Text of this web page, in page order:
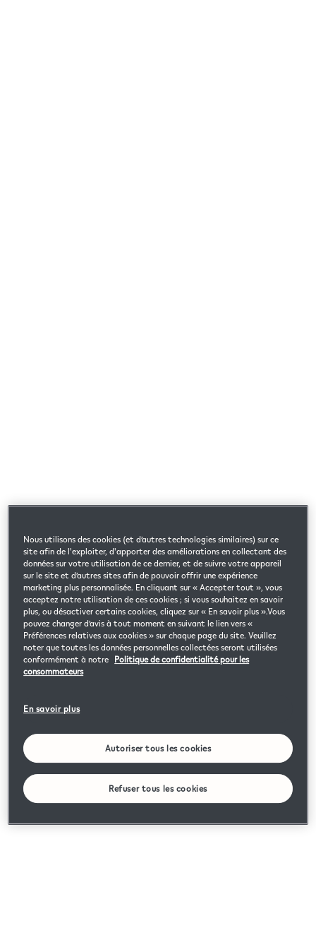
Nous utilisons des cookies (et d’autres technologies similaires) sur ce
site afin de l'exploiter, d'apporter des améliorations en collectant des
données sur votre utilisation de ce dernier, et de suivre votre appareil
sur le site et d’autres sites afin de pouvoir offrir une expérience
marketing plus personnalisée. En cliquant sur « Accepter tout », vous
acceptez notre utilisation de ces cookies ; si vous souhaitez en savoir
plus, ou désactiver certains cookies, cliquez sur « En savoir plus ».Vous
pouvez changer d’avis à tout moment en suivant le lien vers «
Préférences relatives aux cookies » sur chaque page du site. Veuillez
noter que toutes les données personnelles collectées seront utilisées
conformément à notre Politique de confidentialité pour les
consommateurs
En savoir plus
Autoriser tous les cookies
Refuser tous les cookies